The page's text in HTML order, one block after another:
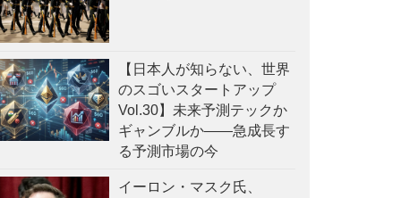
【日本人が知らない、世界
のスゴいスタートアップ
Vol.30】未来予測テックか
ギャンブルか——急成長す
る予測市場の今
イーロン・マスク氏、